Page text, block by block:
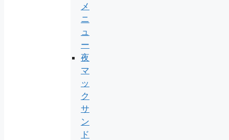
メ
ニ
ュ
ー
夜
マ
ッ
ク
サ
ン
ド